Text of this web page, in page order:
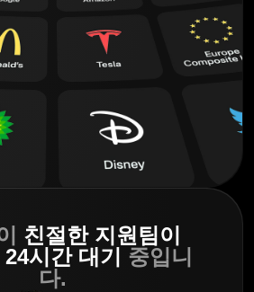
친절한 지원팀이
시간 대기
중입니
다.